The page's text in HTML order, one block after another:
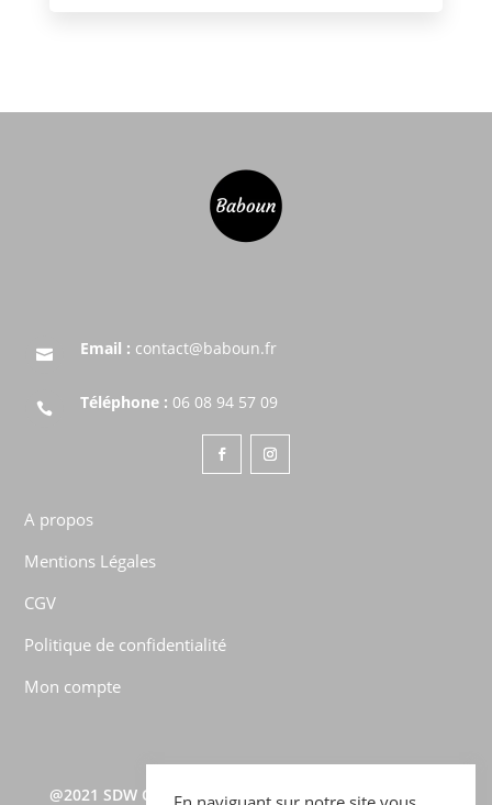
 Email : contact@baboun.fr
 Téléphone : 06 08 94 57 09
A propos
Mentions Légales
CGV
Politique de confidentialité
Mon compte
@2021 SDW CONSULTING–TOUS DROITS RÉSERVÉS –